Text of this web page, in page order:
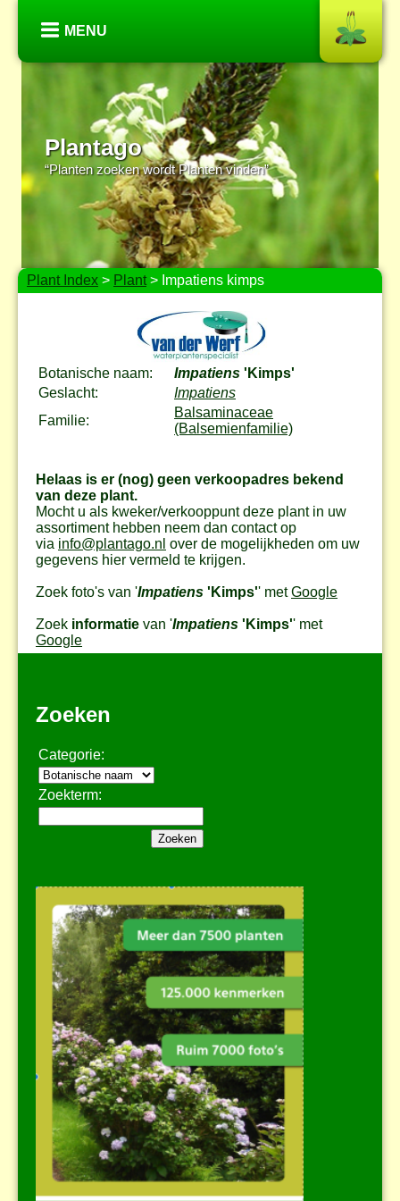
MENU
Plantago
“Planten zoeken wordt Planten vinden”
Plant Index > Plant> Impatiens kimps
Botanische naam: Impatiens 'Kimps'
Geslacht:
Impatiens
Familie:
Balsaminaceae
(Balsemienfamilie)
Helaas is er (nog) geen verkoopadres bekend
van deze plant.
Mocht u als kweker/verkooppunt deze plant in uw
assortiment hebben neem dan contact op
via info@plantago.nl over de mogelijkheden om uw
gegevens hier vermeld te krijgen.
Zoek foto's van 'Impatiens 'Kimps'' metGoogle
Zoek informatie van 'Impatiens 'Kimps'' met
Google
Zoeken
Categorie:
Zoekterm: